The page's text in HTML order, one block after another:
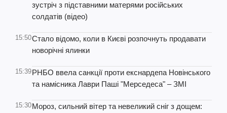
зустріч з підставними матерями російських
солдатів (відео)
15:50Стало відомо, коли в Києві розпочнуть продавати
новорічні ялинки
15:39РНБО ввела санкції проти екснардепа Новінського
та намісника Лаври Паші "Мерседеса" – ЗМІ
15:30Мороз, сильний вітер та невеликий сніг з дощем: